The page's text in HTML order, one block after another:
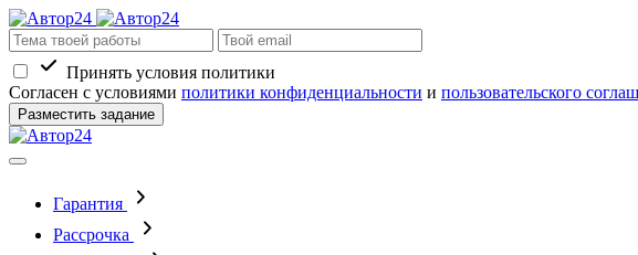
Принять условия политики
Согласен с условиями политики конфиденциальности и пользовательского
Разместить задание
Гарантия
Рассрочка